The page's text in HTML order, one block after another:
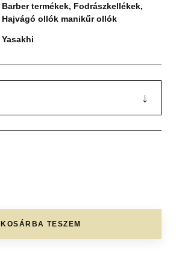
Barber termékek, Fodrászkellékek,
Hajvágó ollók manikűr ollók
Yasakhi
↓
KOSÁRBA TESZEM